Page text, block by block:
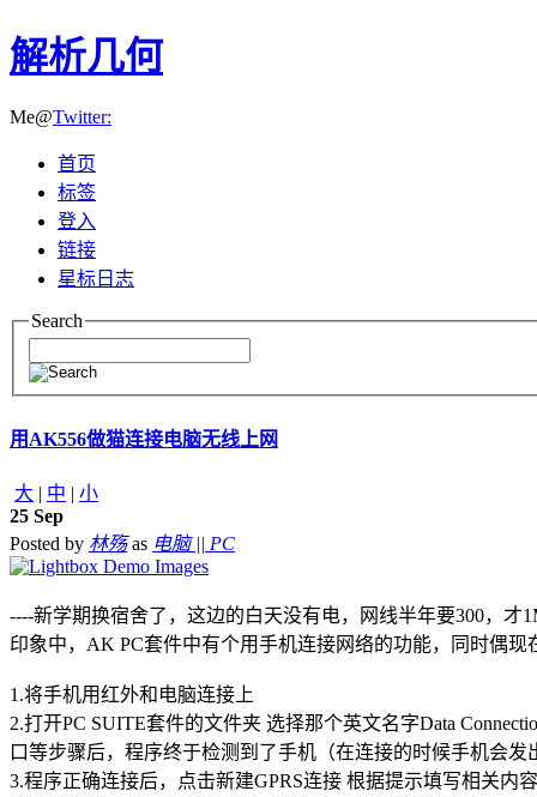
解析几何
Me@Twitter:
首页
标签
登入
链接
星标日志
Search
用AK556做猫连接电脑无线上网
大 | 中 | 小
25 Sep
Posted by 林殇as 电脑 || PC
----新学期换宿舍了，这边的白天没有电，网线半年要300，才
印象中，AK PC套件中有个用手机连接网络的功能，同时偶
1.将手机用红外和电脑连接上
2.打开PC SUITE套件的文件夹 选择那个英文名字Data
口等步骤后，程序终于检测到了手机（在连接的时候手机会
3.程序正确连接后，点击新建GPRS连接 根据提示填写相关内容